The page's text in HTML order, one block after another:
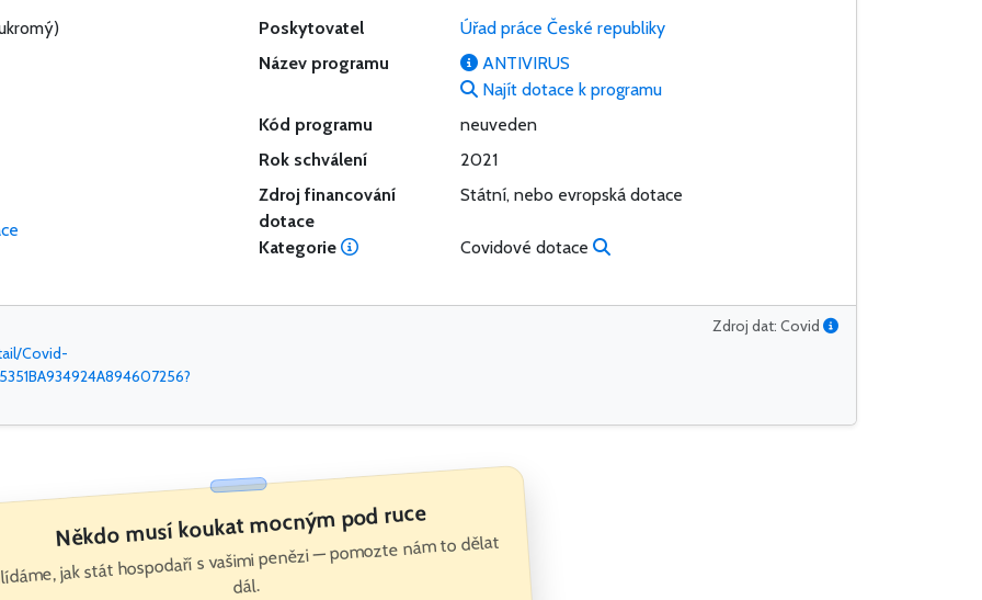
Poskytovatel
Úřad práce České republiky
Název programu
ANTIVIRUS
Najít dotace k programu
Kód programu
neuveden
Rok schválení
2021
Zdroj financování
dotace
Státní, nebo evropská dotace
Kategorie Covidové dotace
Covid-
Zdroj dat: Covid
Někdo musí koukat mocným pod ruce
jak stát hospodaří s vašimi penězi — pomozte nám to dělat
dál.